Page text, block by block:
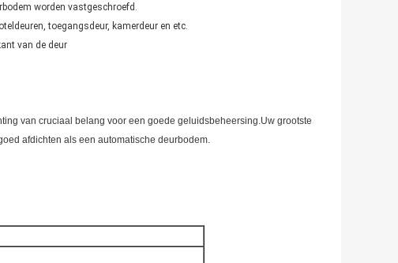
worden vastgeschroefd.
toegangsdeur, kamerdeur en etc.
van de deur
van cruciaal belang voor een goede geluidsbeheersing.Uw grootste
afdichten als een automatische deurbodem.